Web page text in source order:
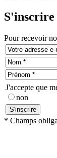
Pour recevoir
J'accepte que
non
* Champs